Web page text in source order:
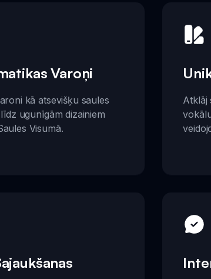
Varoņi
kā atsevišķu saules
ugunīgām dizainiem
Visumā.
Atklāj